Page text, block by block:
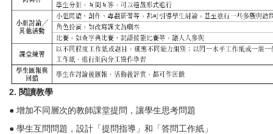
2. 閱讀教學
● 增加不同層次的教師課堂提問，讓學生思考問題
● 學生互問問題，設計「提問指導」和「答問工作紙」